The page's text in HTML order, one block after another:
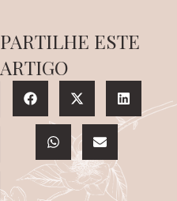
PARTILHE ESTE
ARTIGO